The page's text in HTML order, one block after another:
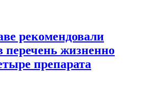
рекомендовали
перечень жизненно
препарата